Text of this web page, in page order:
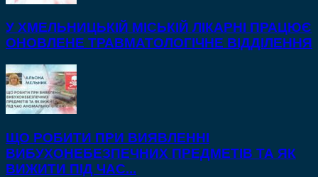
У ХМЕЛЬНИЦЬКІЙ МІСЬКІЙ ЛІКАРНІ ПРАЦЮЄ
ОНОВЛЕНЕ ТРАВМАТОЛОГІЧНЕ ВІДДІЛЕННЯ
ЩО РОБИТИ ПРИ ВИЯВЛЕННІ
ВИБУХОНЕБЕЗПЕЧНИХ ПРЕДМЕТІВ ТА ЯК
ВИЖИТИ ПІД ЧАС...